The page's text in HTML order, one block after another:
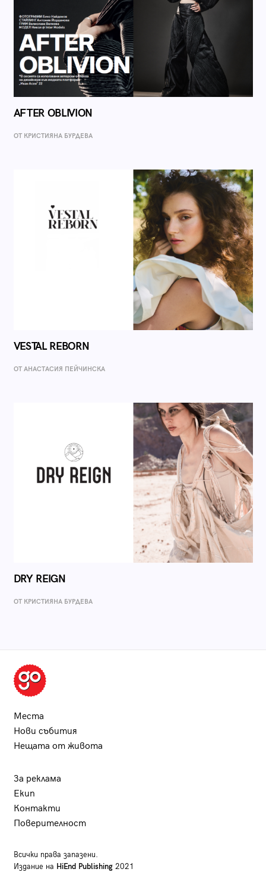
AFTER OBLIVION
ОТ КРИСТИЯНА БУРДЕВА
VESTAL REBORN
ОТ AНАСТАСИЯ ПЕЙЧИНСКА
DRY REIGN
ОТ КРИСТИЯНА БУРДЕВА
Места
Нови събития
Нещата от живота
За реклама
Екип
Контакти
Поверителност
Всички права запазени.
Издание на HiEnd Publishing2021